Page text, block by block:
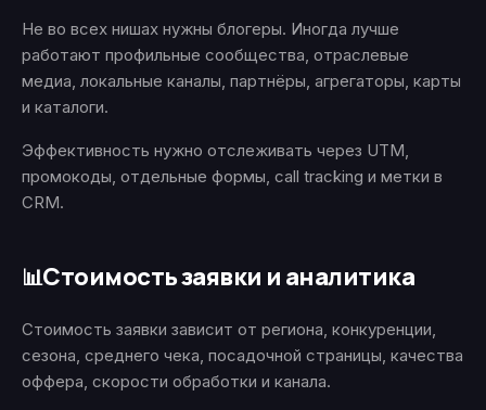
Не во всех нишах нужны блогеры. Иногда лучше
работают профильные сообщества, отраслевые
медиа, локальные каналы, партнёры, агрегаторы, карты
и каталоги.
Эффективность нужно отслеживать через UTM,
промокоды, отдельные формы, call tracking и метки в
CRM.
📊Стоимость заявки и аналитика
Стоимость заявки зависит от региона, конкуренции,
сезона, среднего чека, посадочной страницы, качества
оффера, скорости обработки и канала.